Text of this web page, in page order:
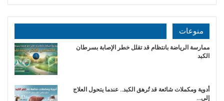
منوعات
ممارسة الرياضة بانتظام قد تقلل خطر الإصابة بسرطان
الكبد
أدوية ومكملات شائعة قد تُرهق الكبد.. عندما يتحول العلاج
إلى…